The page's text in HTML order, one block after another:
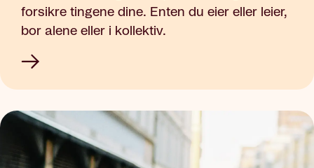
forsikre tingene dine. Enten du eier eller leier,
bor alene eller i kollektiv.